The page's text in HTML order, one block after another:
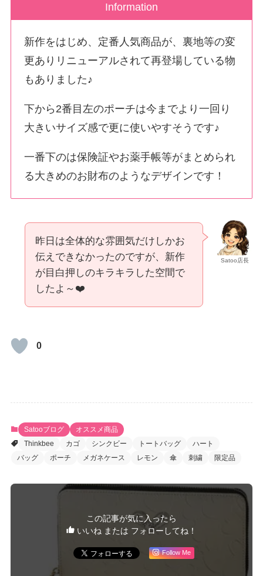
Information
新作をはじめ、定番人気商品が、裏地等の変
更ありリニューアルされて再登場している物
もありました♪
下から2番目左のポーチは今までより一回り
大きいサイズ感で更に使いやすそうです♪
一番下のは保険証やお薬手帳等がまとめられ
る大きめのお財布のようなデザインです！
Satoo店長
昨日は全体的な雰囲気だけしかお
伝えできなかったのですが、新作
が目白押しのキラキラした空間で
したよ～❤️
0
Satooブログ
オススメ商品
Thinkbee
カゴ シンクビー トートバッグ
ハート
バッグ
ポーチ メガネケース レモン 傘 刺繍 限定品
この記事が気に入ったら
いいね または フォローしてね！
Follow Me